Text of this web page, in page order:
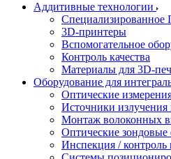
Аддитивные технологии
Специализированное
3D-принтеры
Вспомогательное
Контроль качества
Материалы для 3D-
Оборудование для
Оптические
Источники
Монтаж волоконных
Оптические зондовые
Инспекция / контроль